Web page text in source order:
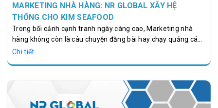
MARKETING NHÀ HÀNG: NR GLOBAL XÂY HỆ
THỐNG CHO KIM SEAFOOD
Trong bối cảnh cạnh tranh ngày càng cao, Marketing nhà
hàng không còn là câu chuyện đăng bài hay chạy quảng cáo
rời rạc, mà là bài toán về hệ thống vận hành toàn diện. Case
có khách ổn định? Bài viết này sẽ đi thẳng vào nguyên nhân
cốt lõi và mở ra hướng tiếp cận mới dựa trên hành vi tìm
kiếm thực tế của khách hàng. [video width="720"
Chi tiết